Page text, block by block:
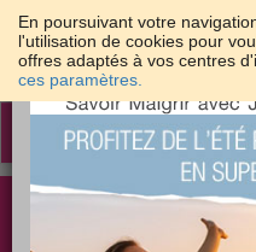
En poursuivant votre
l'utilisation de cookies pour
offres adaptés à vos centres
ces paramètres.
Toggle
Les meilleures
dans